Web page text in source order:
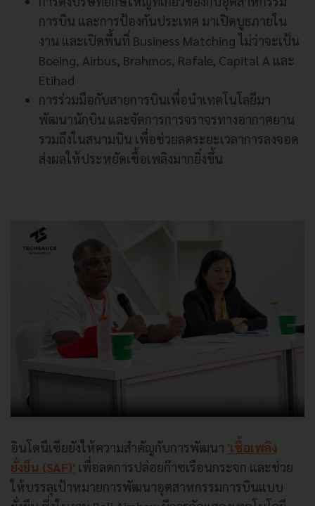
การบิน และการป้องกันประเทศ มาเปิดบูธภายใน
งาน และเปิดพื้นที่ Business Matching ไม่ว่าจะเป้น
Boeing, Airbus, Brahmos, Rafale, Capital A และ
Etihad
การร่วมมือกับสายการบินเพื่อนำเทคโนโลยีมา
พัฒนานักบิน และจัดการการจราจรทางอากาศยาน
รวมถึงในสนามบิน เพื่อช่วยลดระยะเวลาการลงจอด
ส่งผลให้ประหยัดเชื้อเพลิงมากยิ่งขึ้น
อินโดนีเซียยังให้ความสำคัญกับการพัฒนา 'เชื้อเพลิง
ยั่งยืน (SAF)' เพื่อลดการปล่อยก๊าซเรือนกระจก และช่วย
ให้บรรลุเป้าหมายการพัฒนาอุตสาหกรรมการบินแบบ